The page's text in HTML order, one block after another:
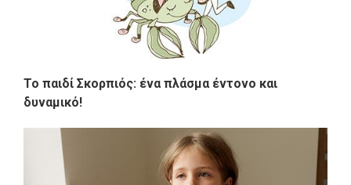
Το παιδί Σκορπιός: ένα πλάσμα έντονο και
δυναμικό!